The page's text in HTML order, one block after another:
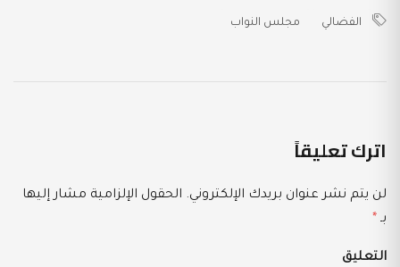
الفضالي مجلس النواب
اترك تعليقاً
لن يتم نشر عنوان بريدك الإلكتروني. الحقول الإلزامية مشار إليها
بـ *
التعليق